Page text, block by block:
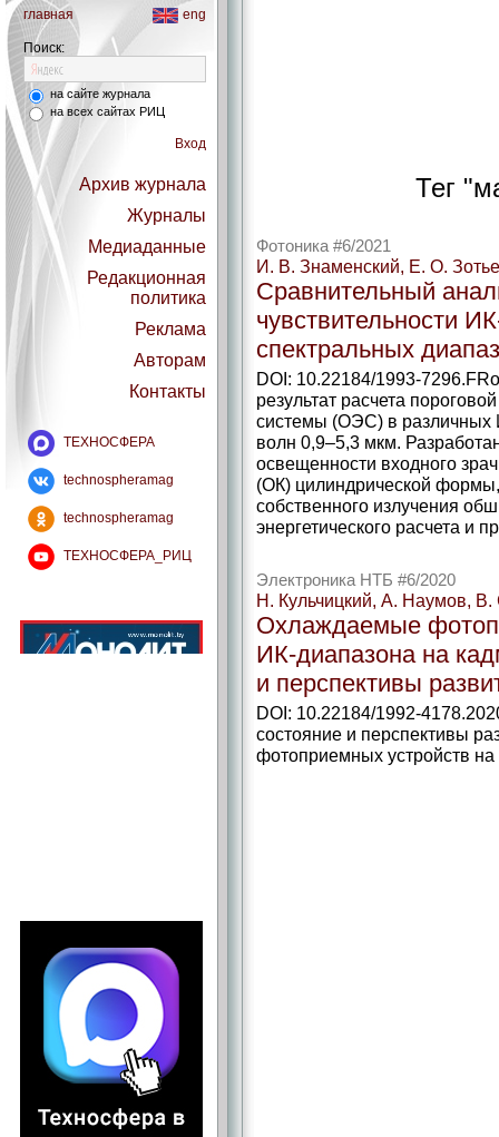
главная eng
Поиск:
на сайте журнала
на всех сайтах РИЦ
Вход
Архив журнала
Журналы
Медиаданные
Редакционная
политика
Реклама
Авторам
Контакты
ТЕХНОСФЕРА
technospheramag
technospheramag
ТЕХНОСФЕРА_РИЦ
Тег
Фотоника #6/2021
И. В. Знаменский, Е. О.
Сравнительный
чувствительности
спектральных
DOI: 10.22184/1993-
результат расчета
системы (ОЭС) в различных
волн 0,9–5,3 мкм.
освещенности входного
(ОК) цилиндрической
собственного излучения
энергетического расчета и
Электроника НТБ #6/2020
Н. Кульчицкий, А. Наумов, В.
Охлаждаемые
ИК‑диапазона на
и перспективы
DOI: 10.22184/1992-
состояние и перспективы
фотоприемных устройств на